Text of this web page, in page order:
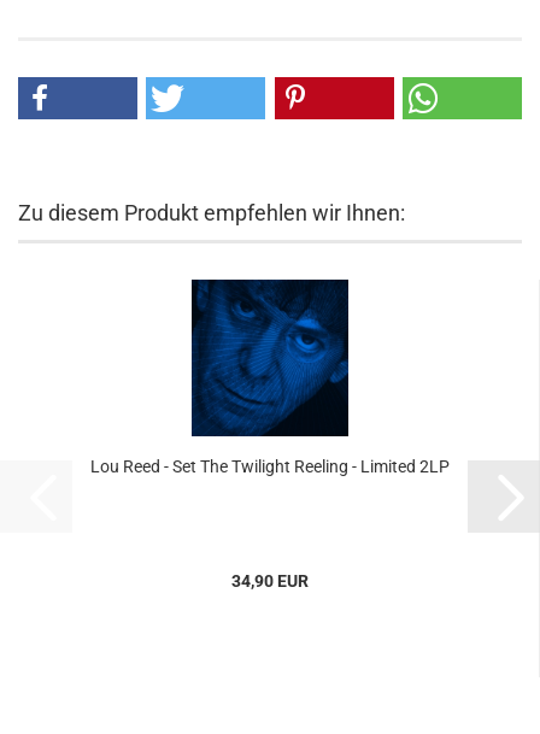
Zu diesem Produkt empfehlen wir Ihnen:
Lou Reed - Set The Twilight Reeling - Limited 2LP
34,90 EUR